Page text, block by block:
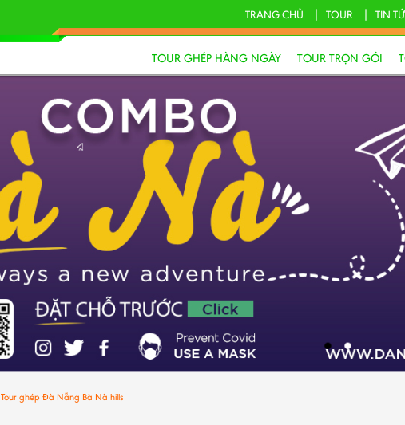
TRANG CHỦ TOUR TIN
TOUR GHÉP HÀNG NGÀY TOUR TRỌN GÓI
Tour ghép Đà Nẵng Bà Nà hills